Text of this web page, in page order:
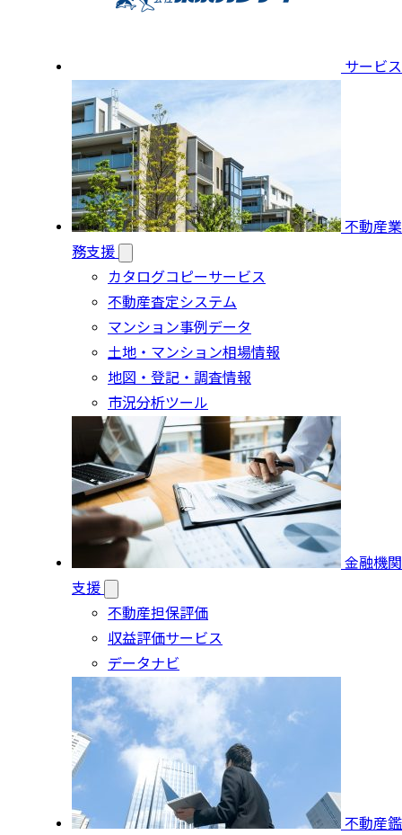
サービス
不動産業
務支援
カタログコピーサービス
不動産査定システム
マンション事例データ
土地・マンション相場情報
地図・登記・調査情報
市況分析ツール
金融機関
支援
不動産担保評価
収益評価サービス
データナビ
不動産鑑